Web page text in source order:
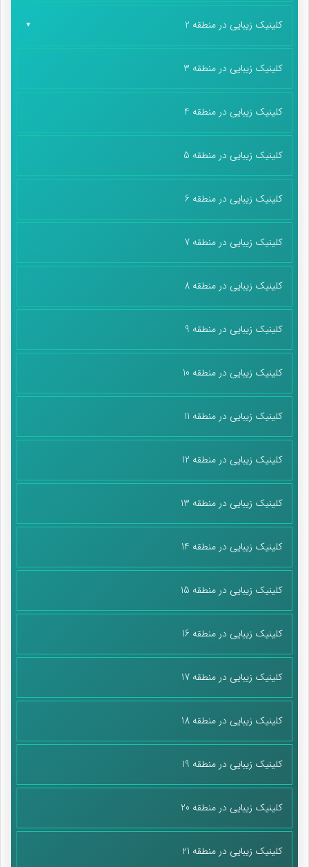
کلینیک زیبایی در منطقه 2
کلینیک زیبایی در منطقه 3
کلینیک زیبایی در منطقه 4
کلینیک زیبایی در منطقه 5
کلینیک زیبایی در منطقه 6
کلینیک زیبایی در منطقه 7
کلینیک زیبایی در منطقه 8
کلینیک زیبایی در منطقه 9
کلینیک زیبایی در منطقه 10
کلینیک زیبایی در منطقه 11
کلینیک زیبایی در منطقه 12
کلینیک زیبایی در منطقه 13
کلینیک زیبایی در منطقه 14
کلینیک زیبایی در منطقه 15
کلینیک زیبایی در منطقه 16
کلینیک زیبایی در منطقه 17
کلینیک زیبایی در منطقه 18
کلینیک زیبایی در منطقه 19
کلینیک زیبایی در منطقه 20
کلینیک زیبایی در منطقه 21